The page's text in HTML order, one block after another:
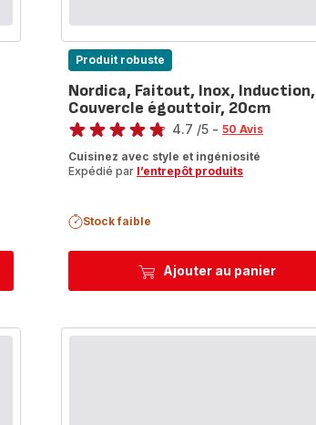
Ajouter au panier
Produit robuste
Nordica, Faitout, Inox, Induction,
Couvercle égouttoir, 20cm
Note
4.7 /5 - 50 Avis
Cuisinez avec style et ingéniosité
Expédié par l’entrepôt produits
Stock faible